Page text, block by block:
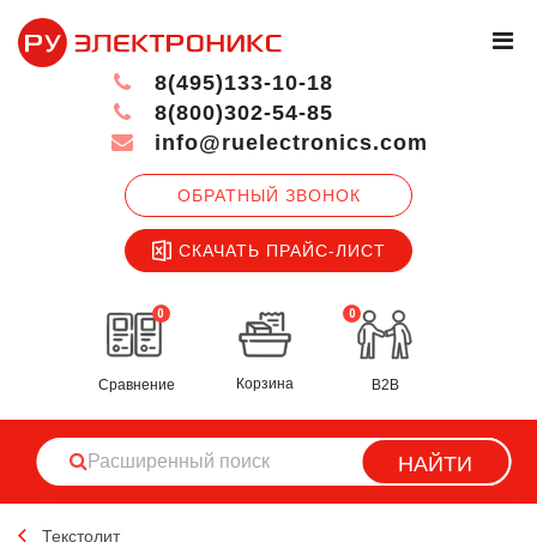
ОБРАТНЫЙ ЗВОНОК
СКАЧАТЬ ПРАЙС-ЛИСТ
8(495)133-10-18
8(800)302-54-85
info@ruelectronics.com
0
Сравнение
0
Корзина B2B
НАЙТИ
Текстолит